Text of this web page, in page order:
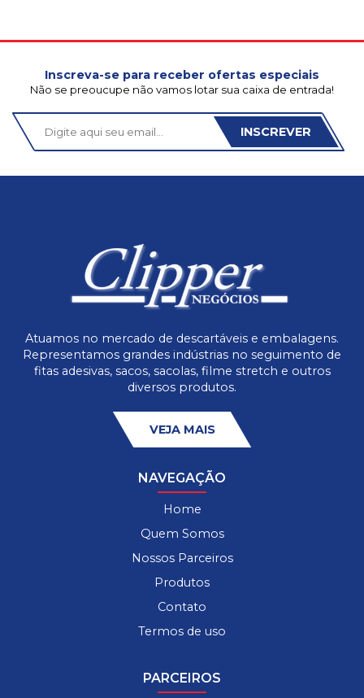
Inscreva-se para receber ofertas especiais
Não se preoucupe não vamos lotar sua caixa de entrada!
INSCREVER
Atuamos no mercado de descartáveis e embalagens.
Representamos grandes indústrias no seguimento de
fitas adesivas, sacos, sacolas, filme stretch e outros
diversos produtos.
VEJA MAIS
NAVEGAÇÃO
Home
Quem Somos
Nossos Parceiros
Produtos
Contato
Termos de uso
PARCEIROS